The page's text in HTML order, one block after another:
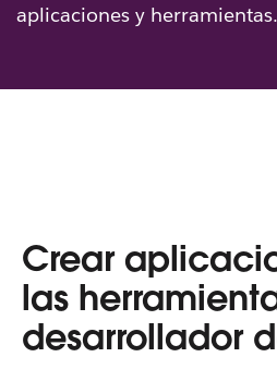
aplicaciones y herramientas.
Crear
las
desarrollador